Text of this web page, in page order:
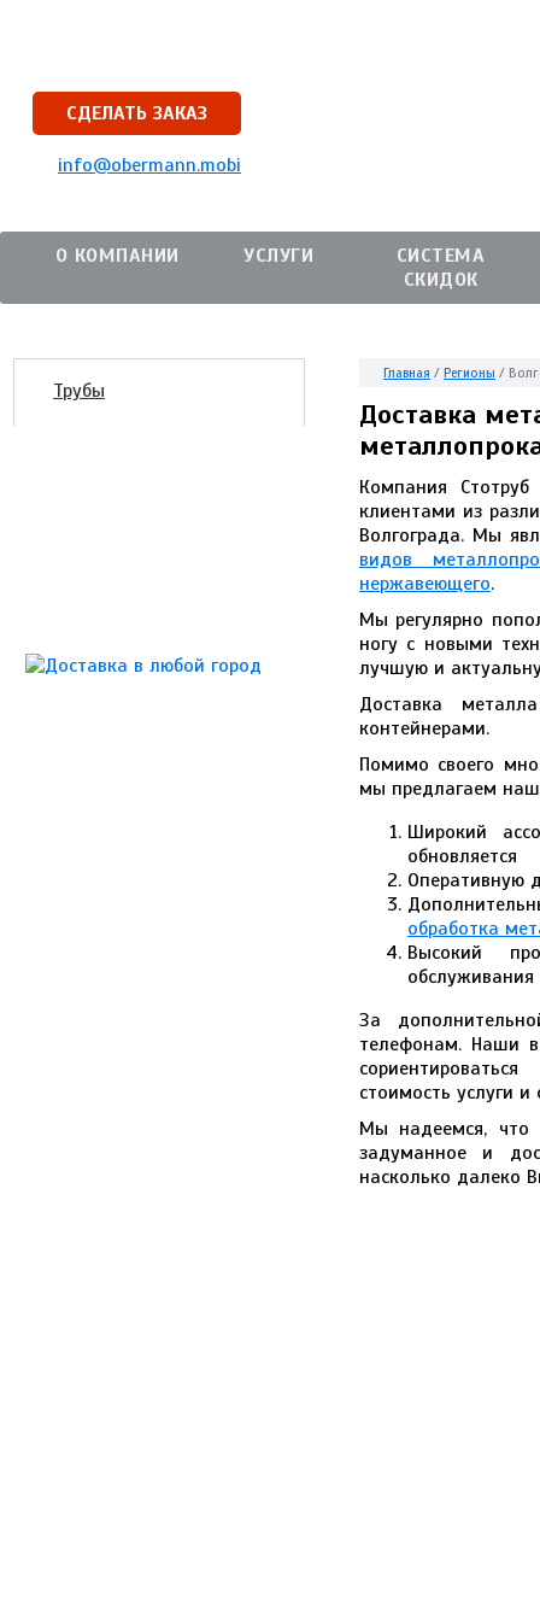
СДЕЛАТЬ ЗАКАЗ
info@obermann.mobi
О КОМПАНИИ УСЛУГИ
СИСТЕМА
СКИДОК
Трубы
Главная / Регионы /
Доставка
Компания
клиентами из
Волгограда. Мы
видов
нержавеющего.
Мы регулярно
ногу с новыми
лучшую и
Доставка
контейнерами.
Помимо своего
мы предлагаем
Широкий
обновляется
Оперативную
обработка
Высокий
обслуживания
За
телефонам. Наши
стоимость услуги
Мы надеемся, что
задуманное и
насколько далеко